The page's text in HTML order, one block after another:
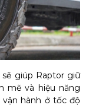
giúp Raptor giữ
mẽ và hiệu năng
hành ở tốc độ